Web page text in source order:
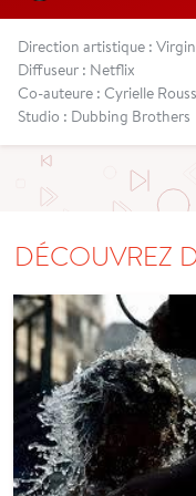
Direction artistique :
Diffuseur : Netflix
Co-auteure : Cyrielle
Studio : Dubbing Brothers
DÉCOUVREZ